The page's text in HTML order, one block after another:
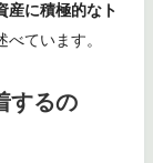
産に積極的なト
べています。
するの